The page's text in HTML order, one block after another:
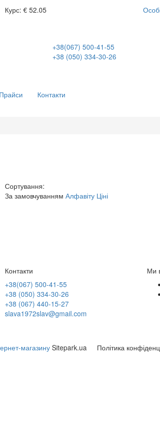
Курс: € 52.05
+38(067) 500-41-55
+38 (050) 334-30-26
Прайси Контакти
Сортування:
За замовчуванням Алфавіту Ціні
Контакти
+38(067) 500-41-55
+38 (050) 334-30-26
+38 (067) 440-15-27
slava1972slav@gmail.com
Ми
магазину Sitepark.ua Політика